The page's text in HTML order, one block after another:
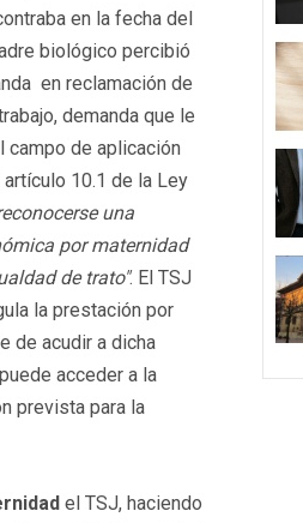
en la fecha del
biológico percibió
en reclamación de
demanda que le
campo de aplicación
10.1 de la Ley
una
por maternidad
de trato". El TSJ
la prestación por
de acudir a dicha
acceder a la
prevista para la
el TSJ, haciendo